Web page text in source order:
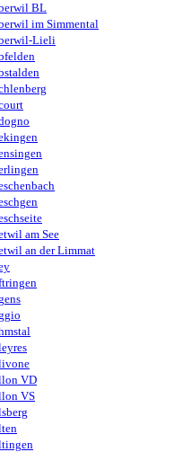
BL
im Simmental
Lieli
am See
an der Limmat
VD
VS